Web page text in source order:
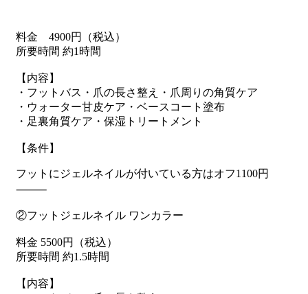
料金 4900円（税込）
所要時間 約1時間
【内容】
・フットバス・爪の長さ整え・爪周りの角質ケア
・ウォーター甘皮ケア・ベースコート塗布
・足裏角質ケア・保湿トリートメント
【条件】
フットにジェルネイルが付いている方はオフ1100円
⸻
②フットジェルネイル ワンカラー
料金 5500円（税込）
所要時間 約1.5時間
【内容】